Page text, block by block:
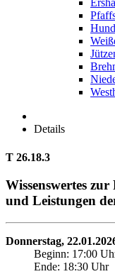
Details
T 26.18.3
Wissenswertes
und Leistungen
Donnerstag,
Beginn: 17:00
Ende: 18:30 Uhr